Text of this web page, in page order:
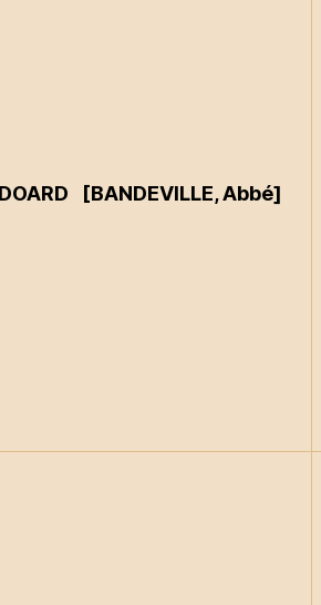
[BANDEVILLE, Abbé]